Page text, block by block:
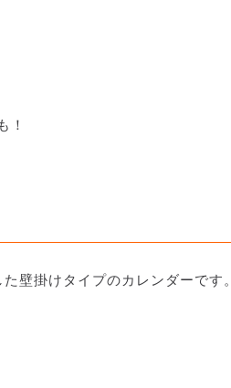
！
壁掛けタイプのカレンダーです。